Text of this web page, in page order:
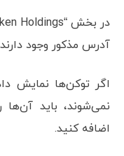
آدرس مذکور وجود دارند
اگر توکن‌ها نمایش
نمی‌شوند، باید
اضافه کنید.